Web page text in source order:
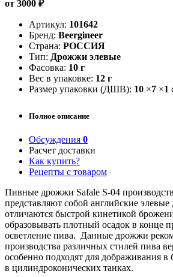
от 3000 ₽
Артикул: 101642
Бренд: Beergineer
Страна: РОССИЯ
Тип: Дрожжи элевые
Фасовка: 10 г
Вес в упаковке: 12 г
Размер упаковки (ДШВ): 10 ×7 ×1
Полное описание
Обсуждения 0
Расчет доставки
Как купить?
Рецепты с товаром
Пивные дрожжи Safale S-04
представляют собой английские
отличаются быстрой кинетикой
образовывать плотный осадок в конце
осветление пива. Данные дрожжи
производства различных стилей пива
особенно подходят для дображивания
в цилиндроконических танках.